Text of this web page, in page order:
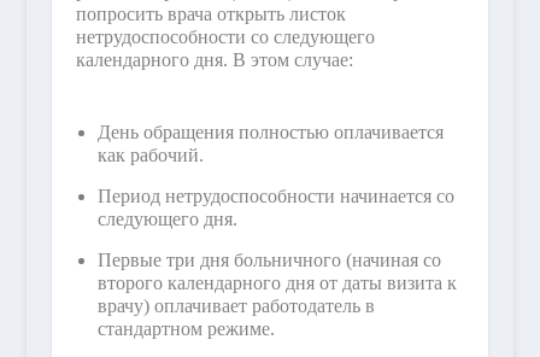
попросить врача открыть листок
нетрудоспособности со следующего
календарного дня. В этом случае:
День обращения полностью оплачивается
как рабочий.
Период нетрудоспособности начинается со
следующего дня.
Первые три дня больничного (начиная со
второго календарного дня от даты визита к
врачу) оплачивает работодатель в
стандартном режиме.